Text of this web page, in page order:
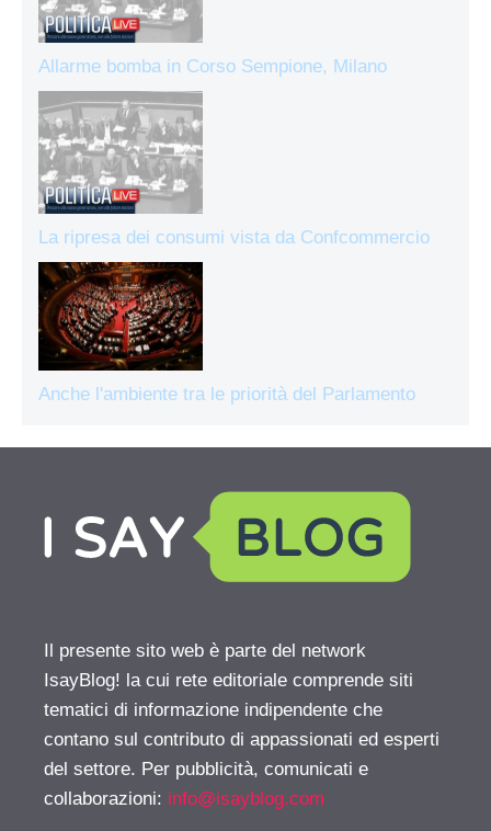
Allarme bomba in Corso Sempione, Milano
La ripresa dei consumi vista da Confcommercio
Anche l'ambiente tra le priorità del Parlamento
Il presente sito web è parte del network
IsayBlog! la cui rete editoriale comprende siti
tematici di informazione indipendente che
contano sul contributo di appassionati ed esperti
del settore. Per pubblicità, comunicati e
collaborazioni: info@isayblog.com